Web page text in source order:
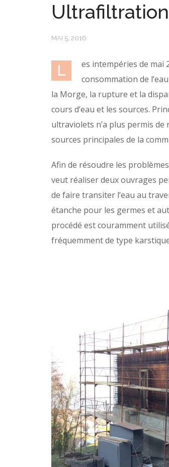
MAI 5, 2016
L
es intempéries de mai
consommation de
la Morge, la rupture et la
cours d’eau et les sources.
ultraviolets n’a plus permis
sources principales de la
Afin de résoudre les
veut réaliser deux ouvrages
de faire transiter l’eau au
étanche pour les germes et
procédé est couramment
fréquemment de type